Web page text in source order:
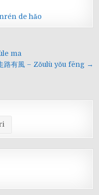
de hǎo
ma
路有風 – Zǒulù yǒu fēng →